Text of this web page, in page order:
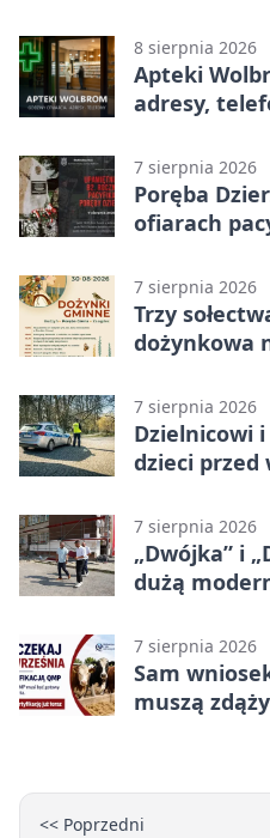
8 sierpnia 2026
Apteki
adresy,
7 sierpnia 2026
Poręba
ofiarach
7 sierpnia 2026
Trzy
dożynkowa
7 sierpnia 2026
Dzielnicowi
dzieci przed
7 sierpnia 2026
„Dwójka” i
dużą
7 sierpnia 2026
Sam
muszą
<< Poprzedni